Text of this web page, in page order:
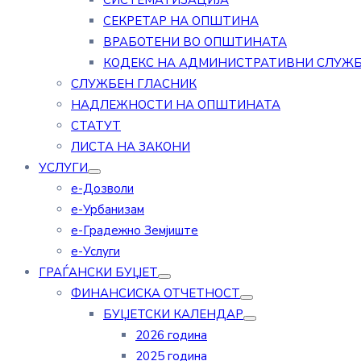
СЕКРЕТАР НА ОПШТИНА
ВРАБОТЕНИ ВО ОПШТИНАТА
КОДЕКС НА АДМИНИСТРАТИВНИ
СЛУЖБЕН ГЛАСНИК
НАДЛЕЖНОСТИ НА ОПШТИНАТА
СТАТУТ
ЛИСТА НА ЗАКОНИ
УСЛУГИ
е-Дозволи
е-Урбанизам
е-Градежно Земјиште
е-Услуги
ГРАЃАНСКИ БУЏЕТ
ФИНАНСИСКА ОТЧЕТНОСТ
БУЏЕТСКИ КАЛЕНДАР
2026 година
2025 година